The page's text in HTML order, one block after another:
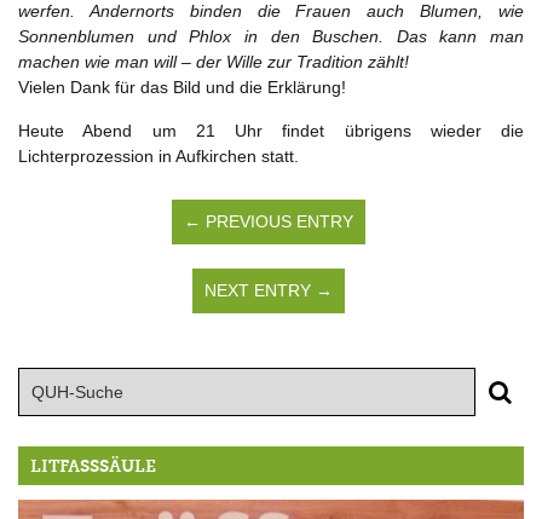
werfen. Andernorts binden die Frauen auch Blumen, wie
Sonnenblumen und Phlox in den Buschen. Das kann man
machen wie man will – der Wille zur Tradition zählt!
Vielen Dank für das Bild und die Erklärung!
Heute Abend um 21 Uhr findet übrigens wieder die
Lichterprozession in Aufkirchen statt.
← PREVIOUS ENTRY
NEXT ENTRY →
LITFASSSÄULE